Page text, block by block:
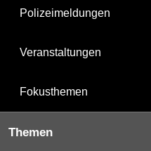
Polizeimeldungen
Veranstaltungen
Fokusthemen
Themen